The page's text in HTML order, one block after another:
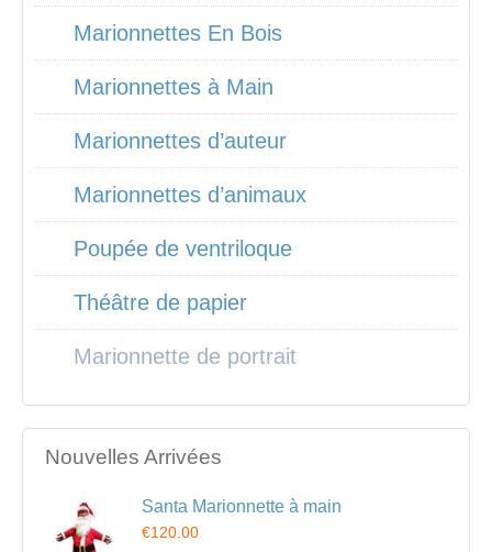
Marionnettes En Bois
Marionnettes à Main
Marionnettes d’auteur
Marionnettes d’animaux
Poupée de ventriloque
Théâtre de papier
Marionnette de portrait
Nouvelles Arrivées
Santa Marionnette à main
€120.00